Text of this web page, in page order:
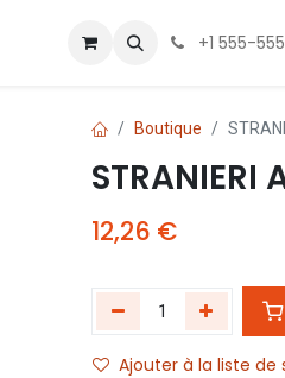
+1 555-
Boutique
STRANIERI
12,26 €
Ajouter à la liste de